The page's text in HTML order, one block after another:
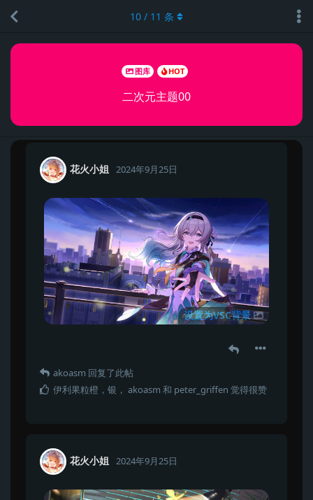
图库 HOT
二次元主题00
10 / 11 条
花火小姐 2024年9月25日
设置为VSC背景
akoasm 回复了此帖
伊利果粒橙 ， 银 ， akoasm 和 peter_griffen 觉得很赞
花火小姐 2024年9月25日